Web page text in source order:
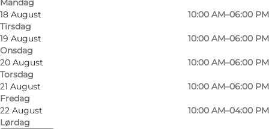
Mandag
18 August
Tirsdag
10:00 AM–06:00 PM
19 August
Onsdag
10:00 AM–06:00 PM
20 August
Torsdag
10:00 AM–06:00 PM
21 August
Fredag
10:00 AM–06:00 PM
22 August
Lørdag
10:00 AM–04:00 PM
Det behøver nemlig slet ikke være så dyrt at få
både smarte og gode sko til hele familien. Vi
holder altid øje med de nyeste mode-
tendenser, og i vores kæmpe sortiment er der
noget for enhver smag. Samtidig har vi gjort
det let for dig at se om varen findes i din
størrelse – alt hvad vi har i butikken står nemlig